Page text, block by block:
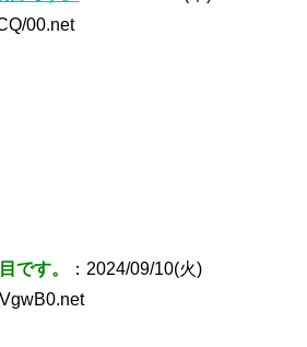
00.net
です。
：2024/09/10(火)